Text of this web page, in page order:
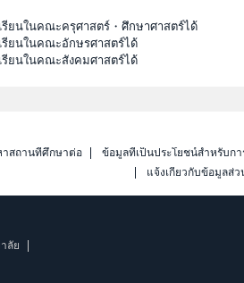
ยนในคณะครุศาสตร์・ศึกษาศาสตร์ได้
รียนในคณะอักษรศาสตร์ได้
รียนในคณะสังคมศาสตร์ได้
สถานที่ศึกษาต่อ ข้อมูลที่เป็นประโยชน์สำหรับก
แจ้งเกี่ยวกับข้อมูลส่ว
ลัย